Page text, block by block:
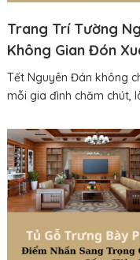
Trang Trí Tường
Không Gian Đón
Tết Nguyên Đán không
mỗi gia đình chăm chút,